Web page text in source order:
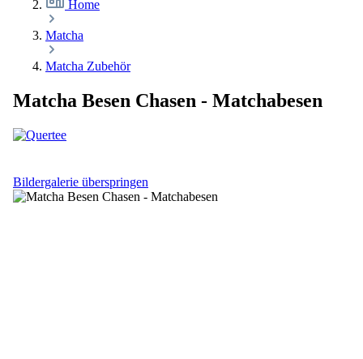
Home
Matcha
Matcha Zubehör
Matcha Besen Chasen - Matchabesen
Bildergalerie überspringen